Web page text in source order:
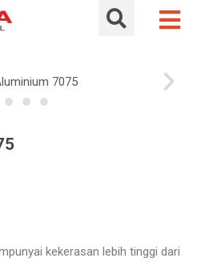
kekerasan lebih tinggi dari